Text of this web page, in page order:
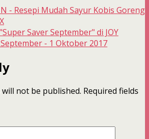
- Resepi Mudah Sayur Kobis Goreng
Saver September" di JOY
- 1 Oktober 2017
not be published. Required fields